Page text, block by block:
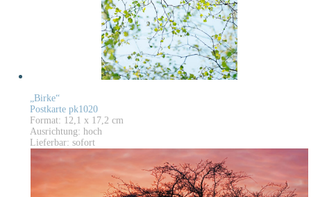
„Birke“
Postkarte pk1020
Format: 12,1 x 17,2 cm
Ausrichtung: hoch
Lieferbar: sofort